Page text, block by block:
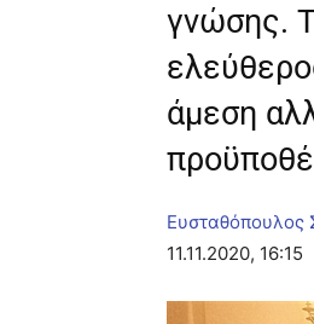
γνώσης.
άμεση
Ευσταθόπουλος
11.11.2020, 16:15